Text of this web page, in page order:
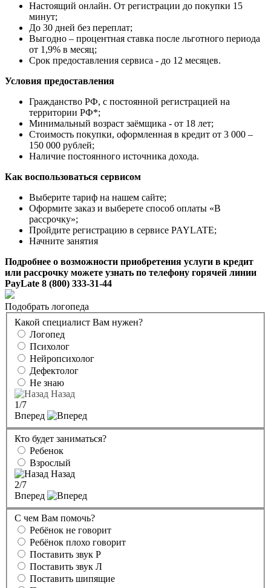
Настоящий онлайн. От регистрации до покупки 15
минут;
До 30 дней без переплат;
Выгодно – процентная ставка после льготного периода
от 1,9% в месяц;
Срок предоставления сервиса - до 12 месяцев.
Условия предоставления
Гражданство РФ, с постоянной регистрацией на
территории РФ*;
Минимальный возраст заёмщика - от 18 лет;
Стоимость покупки, оформленная в кредит от 3 000 –
150 000 рублей;
Наличие постоянного источника дохода.
Как воспользоваться сервисом
Выберите тариф на нашем сайте;
Оформите заказ и выберете способ оплаты «В
рассрочку»;
Пройдите регистрацию в сервисе PAYLATE;
Начните занятия
Подробнее о возможности приобретения услуги в кредит
или рассрочку можете узнать по телефону горячей линии
PayLate 8 (800) 333-31-44
Подобрать логопеда
Какой специалист Вам нужен?
Логопед
Психолог
Нейропсихолог
Дефектолог
Не знаю
Назад
1/7
Вперед
Кто будет заниматься?
Ребенок
Взрослый
Назад
2/7
Вперед
С чем Вам помочь?
Ребёнок не говорит
Ребёнок плохо говорит
Поставить звук Р
Поставить звук Л
Поставить шипящие